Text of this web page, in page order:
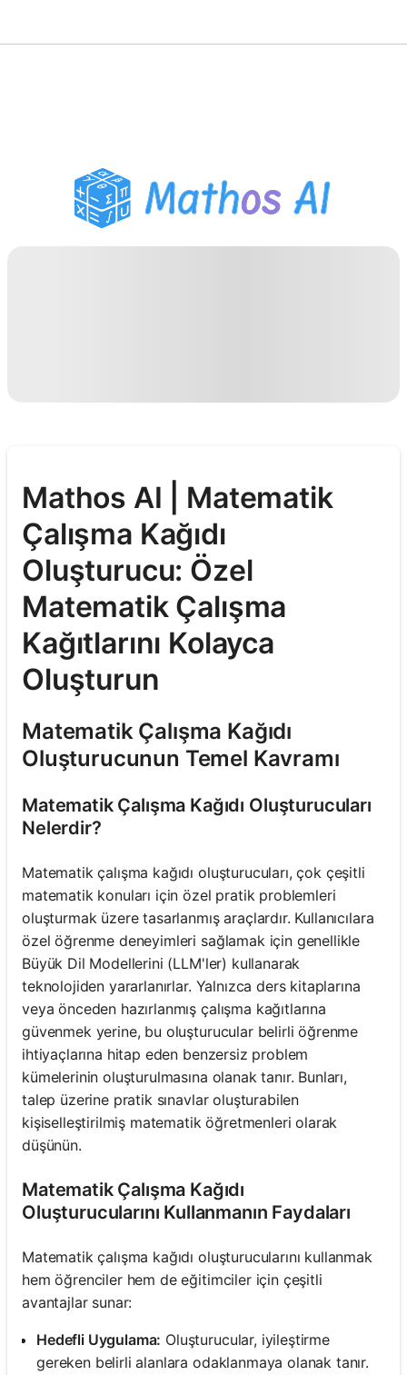
PDF Ödev Yardımcısı
Çalışma Araçları
Mathos AI | Matematik
Çalışma Kağıdı
Oluşturucu: Özel
Matematik Çalışma
Kağıtlarını Kolayca
Oluşturun
Matematik Çalışma Kağıdı
Oluşturucunun Temel Kavramı
Matematik Çalışma Kağıdı Oluşturucuları
Nelerdir?
Matematik çalışma kağıdı oluşturucuları, çok çeşitli
matematik konuları için özel pratik problemleri
oluşturmak üzere tasarlanmış araçlardır. Kullanıcılara
özel öğrenme deneyimleri sağlamak için genellikle
Büyük Dil Modellerini (LLM'ler) kullanarak
teknolojiden yararlanırlar. Yalnızca ders kitaplarına
veya önceden hazırlanmış çalışma kağıtlarına
güvenmek yerine, bu oluşturucular belirli öğrenme
ihtiyaçlarına hitap eden benzersiz problem
kümelerinin oluşturulmasına olanak tanır. Bunları,
talep üzerine pratik sınavlar oluşturabilen
kişiselleştirilmiş matematik öğretmenleri olarak
düşünün.
Matematik Çalışma Kağıdı
Oluşturucularını Kullanmanın Faydaları
Matematik çalışma kağıdı oluşturucularını kullanmak
hem öğrenciler hem de eğitimciler için çeşitli
avantajlar sunar:
Hedefli Uygulama: Oluşturucular, iyileştirme
gereken belirli alanlara odaklanmaya olanak tanır.